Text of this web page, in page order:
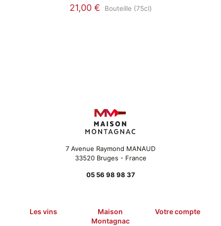
21,00 €
Bouteille (75cl)
sur
la
page
produit
7 Avenue Raymond MANAUD
33520 Bruges - France
05 56 98 98 37
Les vins
Maison
Montagnac
Votre compte